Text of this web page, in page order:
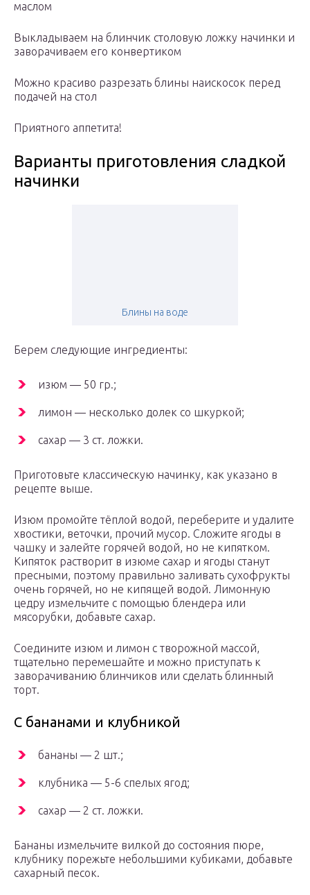
маслом
Выкладываем на блинчик столовую ложку начинки и
заворачиваем его конвертиком
Можно красиво разрезать блины наискосок перед
подачей на стол
Приятного аппетита!
Варианты приготовления сладкой
начинки
Блины на воде
Берем следующие ингредиенты:
изюм — 50 гр.;
лимон — несколько долек со шкуркой;
сахар — 3 ст. ложки.
Приготовьте классическую начинку, как указано в
рецепте выше.
Изюм промойте тёплой водой, переберите и удалите
хвостики, веточки, прочий мусор. Сложите ягоды в
чашку и залейте горячей водой, но не кипятком.
Кипяток растворит в изюме сахар и ягоды станут
пресными, поэтому правильно заливать сухофрукты
очень горячей, но не кипящей водой. Лимонную
цедру измельчите с помощью блендера или
мясорубки, добавьте сахар.
Соедините изюм и лимон с творожной массой,
тщательно перемешайте и можно приступать к
заворачиванию блинчиков или сделать блинный
торт.
С бананами и клубникой
бананы — 2 шт.;
клубника — 5-6 спелых ягод;
сахар — 2 ст. ложки.
Бананы измельчите вилкой до состояния пюре,
клубнику порежьте небольшими кубиками, добавьте
сахарный песок.